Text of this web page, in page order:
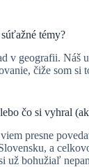
témy?
v geografii. Náš
čiže som
čo si vyhral
presne
a
už bohužiaľ